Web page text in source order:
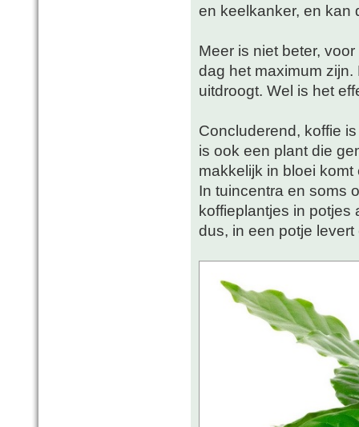
en keelkanker, en kan
Meer is niet beter,
dag het maximum
uitdroogt. Wel is het
Concluderend, koffie
is ook een plant die
makkelijk in bloei
In tuincentra en soms
koffieplantjes in
dus, in een potje